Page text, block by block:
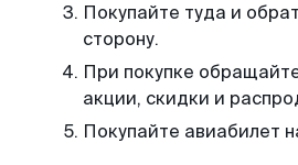
Покупайте туда и
сторону.
При покупке
акции, скидки и
Покупайте авиабилет